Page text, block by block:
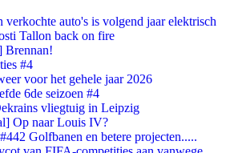
verkochte auto's is volgend jaar elektrisch
Tallon back on fire
Brennan!
#4
voor het gehele jaar 2026
6de seizoen #4
vliegtuig in Leipzig
Op naar Louis IV?
Golfbanen en betere projecten.....